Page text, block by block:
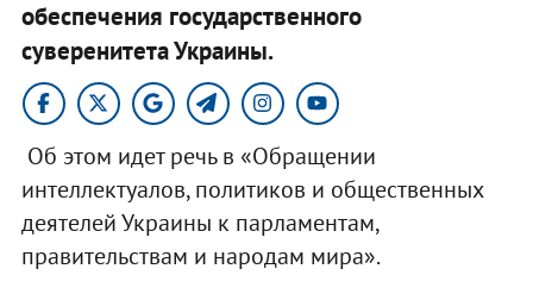
обеспечения государственного
суверенитета Украины.
Об этом идет речь в «Обращении
интеллектуалов, политиков и общественных
деятелей Украины к парламентам,
правительствам и народам мира».